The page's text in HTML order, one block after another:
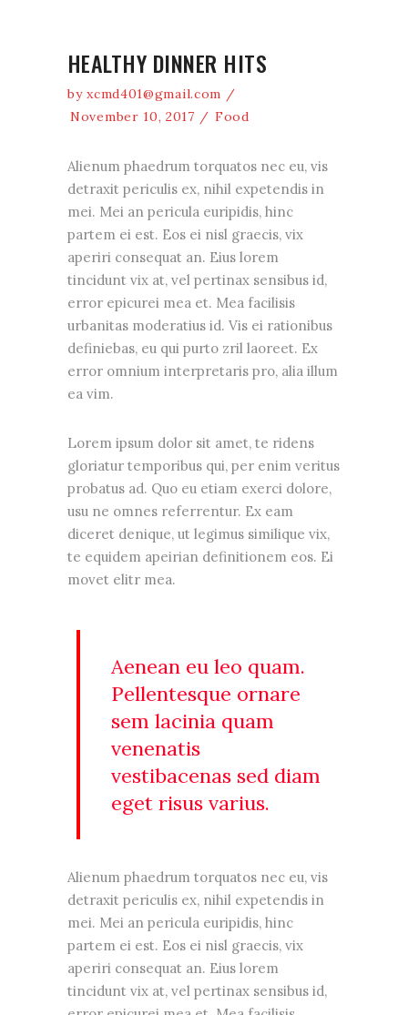
HEALTHY DINNER HITS
byxcmd401@gmail.com
November 10, 2017
Food
Alienum phaedrum torquatos nec eu, vis
detraxit periculis ex, nihil expetendis in
mei. Mei an pericula euripidis, hinc
partem ei est. Eos ei nisl graecis, vix
aperiri consequat an. Eius lorem
tincidunt vix at, vel pertinax sensibus id,
error epicurei mea et. Mea facilisis
urbanitas moderatius id. Vis ei rationibus
definiebas, eu qui purto zril laoreet. Ex
error omnium interpretaris pro, alia illum
ea vim.
Lorem ipsum dolor sit amet, te ridens
gloriatur temporibus qui, per enim veritus
probatus ad. Quo eu etiam exerci dolore,
usu ne omnes referrentur. Ex eam
diceret denique, ut legimus similique vix,
te equidem apeirian definitionem eos. Ei
movet elitr mea.
Aenean eu leo quam.
Pellentesque ornare
sem lacinia quam
venenatis
vestibacenas sed diam
eget risus varius.
Alienum phaedrum torquatos nec eu, vis
detraxit periculis ex, nihil expetendis in
mei. Mei an pericula euripidis, hinc
partem ei est. Eos ei nisl graecis, vix
aperiri consequat an. Eius lorem
tincidunt vix at, vel pertinax sensibus id,